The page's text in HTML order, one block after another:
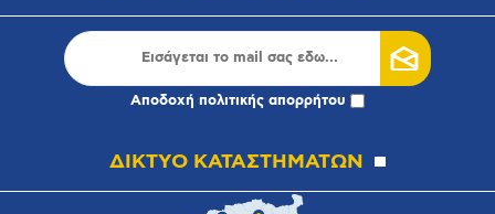
Αποδοχή πολιτικής απορρήτου
ΔΙΚΤΥΟ ΚΑΤΑΣΤΗΜΑΤΩΝ